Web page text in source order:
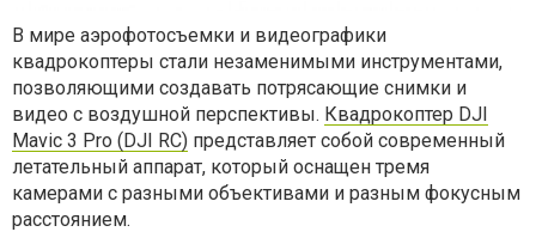
В мире аэрофотосъемки и видеографики
квадрокоптеры стали незаменимыми инструментами,
позволяющими создавать потрясающие снимки и
видео с воздушной перспективы. Квадрокоптер DJI
Mavic 3 Pro (DJI RC) представляет собой современный
летательный аппарат, который оснащен тремя
камерами с разными объективами и разным фокусным
расстоянием.